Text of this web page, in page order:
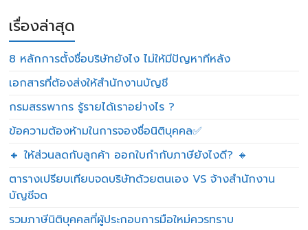
เรื่องล่าสุด
8 หลักการตั้งชื่อบริษัทยังไง ไม่ให้มีปัญหาทีหลัง
เอกสารที่ต้องส่งให้สำนักงานบัญชี
กรมสรรพากร รู้รายได้เราอย่างไร ?
ข้อความต้องห้ามในการจองชื่อนิติบุคคล✅
🔸 ให้ส่วนลดกับลูกค้า ออกใบกำกับภาษียังไงดี? 🔸
ตารางเปรียบเทียบจดบริษัทด้วยตนเอง VS จ้างสำนักงาน
บัญชีจด
รวมภาษีนิติบุคคลที่ผู้ประกอบการมือใหม่ควรทราบ